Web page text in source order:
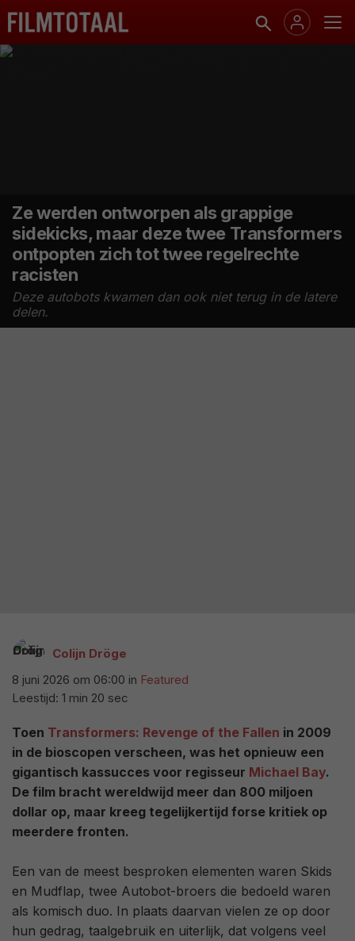
Ze werden ontworpen als grappige
sidekicks, maar deze twee Transformers
ontpopten zich tot twee regelrechte
racisten
Deze autobots kwamen dan ook niet terug in de latere
delen.
Colijn Dröge
8 juni 2026 om 06:00 in Featured
Leestijd: 1 min 20 sec
Toen Transformers: Revenge of the Fallen in 2009
in de bioscopen verscheen, was het opnieuw een
gigantisch kassucces voor regisseur Michael Bay.
De film bracht wereldwijd meer dan 800 miljoen
dollar op, maar kreeg tegelijkertijd forse kritiek op
meerdere fronten.
Een van de meest besproken elementen waren Skids
en Mudflap, twee Autobot-broers die bedoeld waren
als komisch duo. In plaats daarvan vielen ze op door
hun gedrag, taalgebruik en uiterlijk, dat volgens veel